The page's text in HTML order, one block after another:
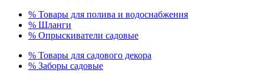
% Товары для полива и водоснабжения
% Шланги
% Опрыскиватели садовые
% Товары для садового декора
% Заборы садовые